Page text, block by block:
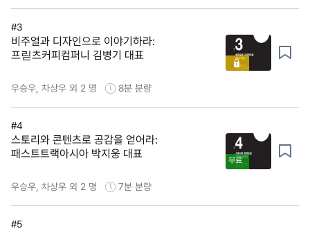
#3
비주얼과 디자인으로 이야기하라:
프릳츠커피컴퍼니 김병기 대표
우승우, 차상우 외 2 명 8분 분량
#4
스토리와 콘텐츠로 공감을 얻어라:
패스트트랙아시아 박지웅 대표
무료
우승우, 차상우 외 2 명 7분 분량
#5